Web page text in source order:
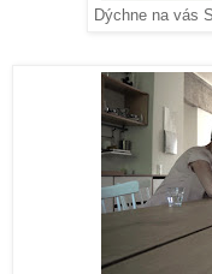
Dýchne na vás